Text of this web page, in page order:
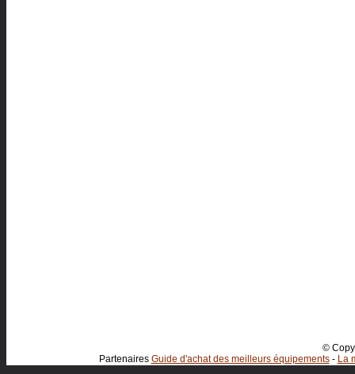
©
Partenaires Guide d'achat des meilleurs équipements- La